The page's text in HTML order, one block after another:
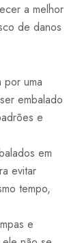
a melhor
de danos
por uma
embalado
e
em
evitar
tempo,
e